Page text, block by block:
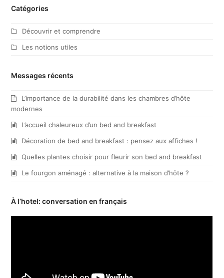
Catégories
Découvrir et comprendre
Les notions utiles
Messages récents
L’importance de la durabilité dans les chambres d’hôte
modernes
L’accueil chaleureux d’un bed and breakfast
Décoration de bed and breakfast : pensez aux affiches !
Quelles plantes choisir pour fleurir son bed and breakfast
Le fourgon aménagé : alternative à la maison d’hôte ?
À l’hotel: conversation en français